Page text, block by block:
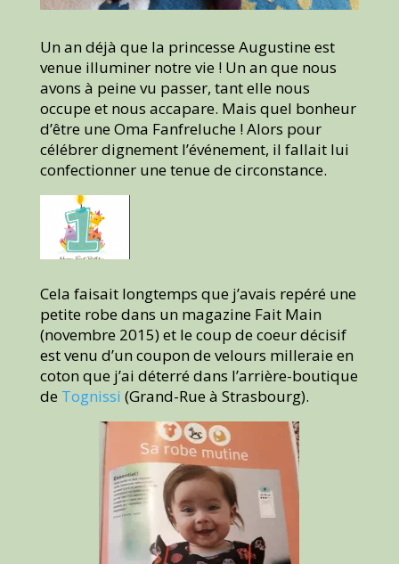
Un an déjà que la princesse Augustine est
venue illuminer notre vie ! Un an que nous
avons à peine vu passer, tant elle nous
occupe et nous accapare. Mais quel bonheur
d’être une Oma Fanfreluche ! Alors pour
célébrer dignement l’événement, il fallait lui
confectionner une tenue de circonstance.
Cela faisait longtemps que j’avais repéré une
petite robe dans un magazine Fait Main
(novembre 2015) et le coup de coeur décisif
est venu d’un coupon de velours milleraie en
coton que j’ai déterré dans l’arrière-boutique
de Tognissi (Grand-Rue à Strasbourg).